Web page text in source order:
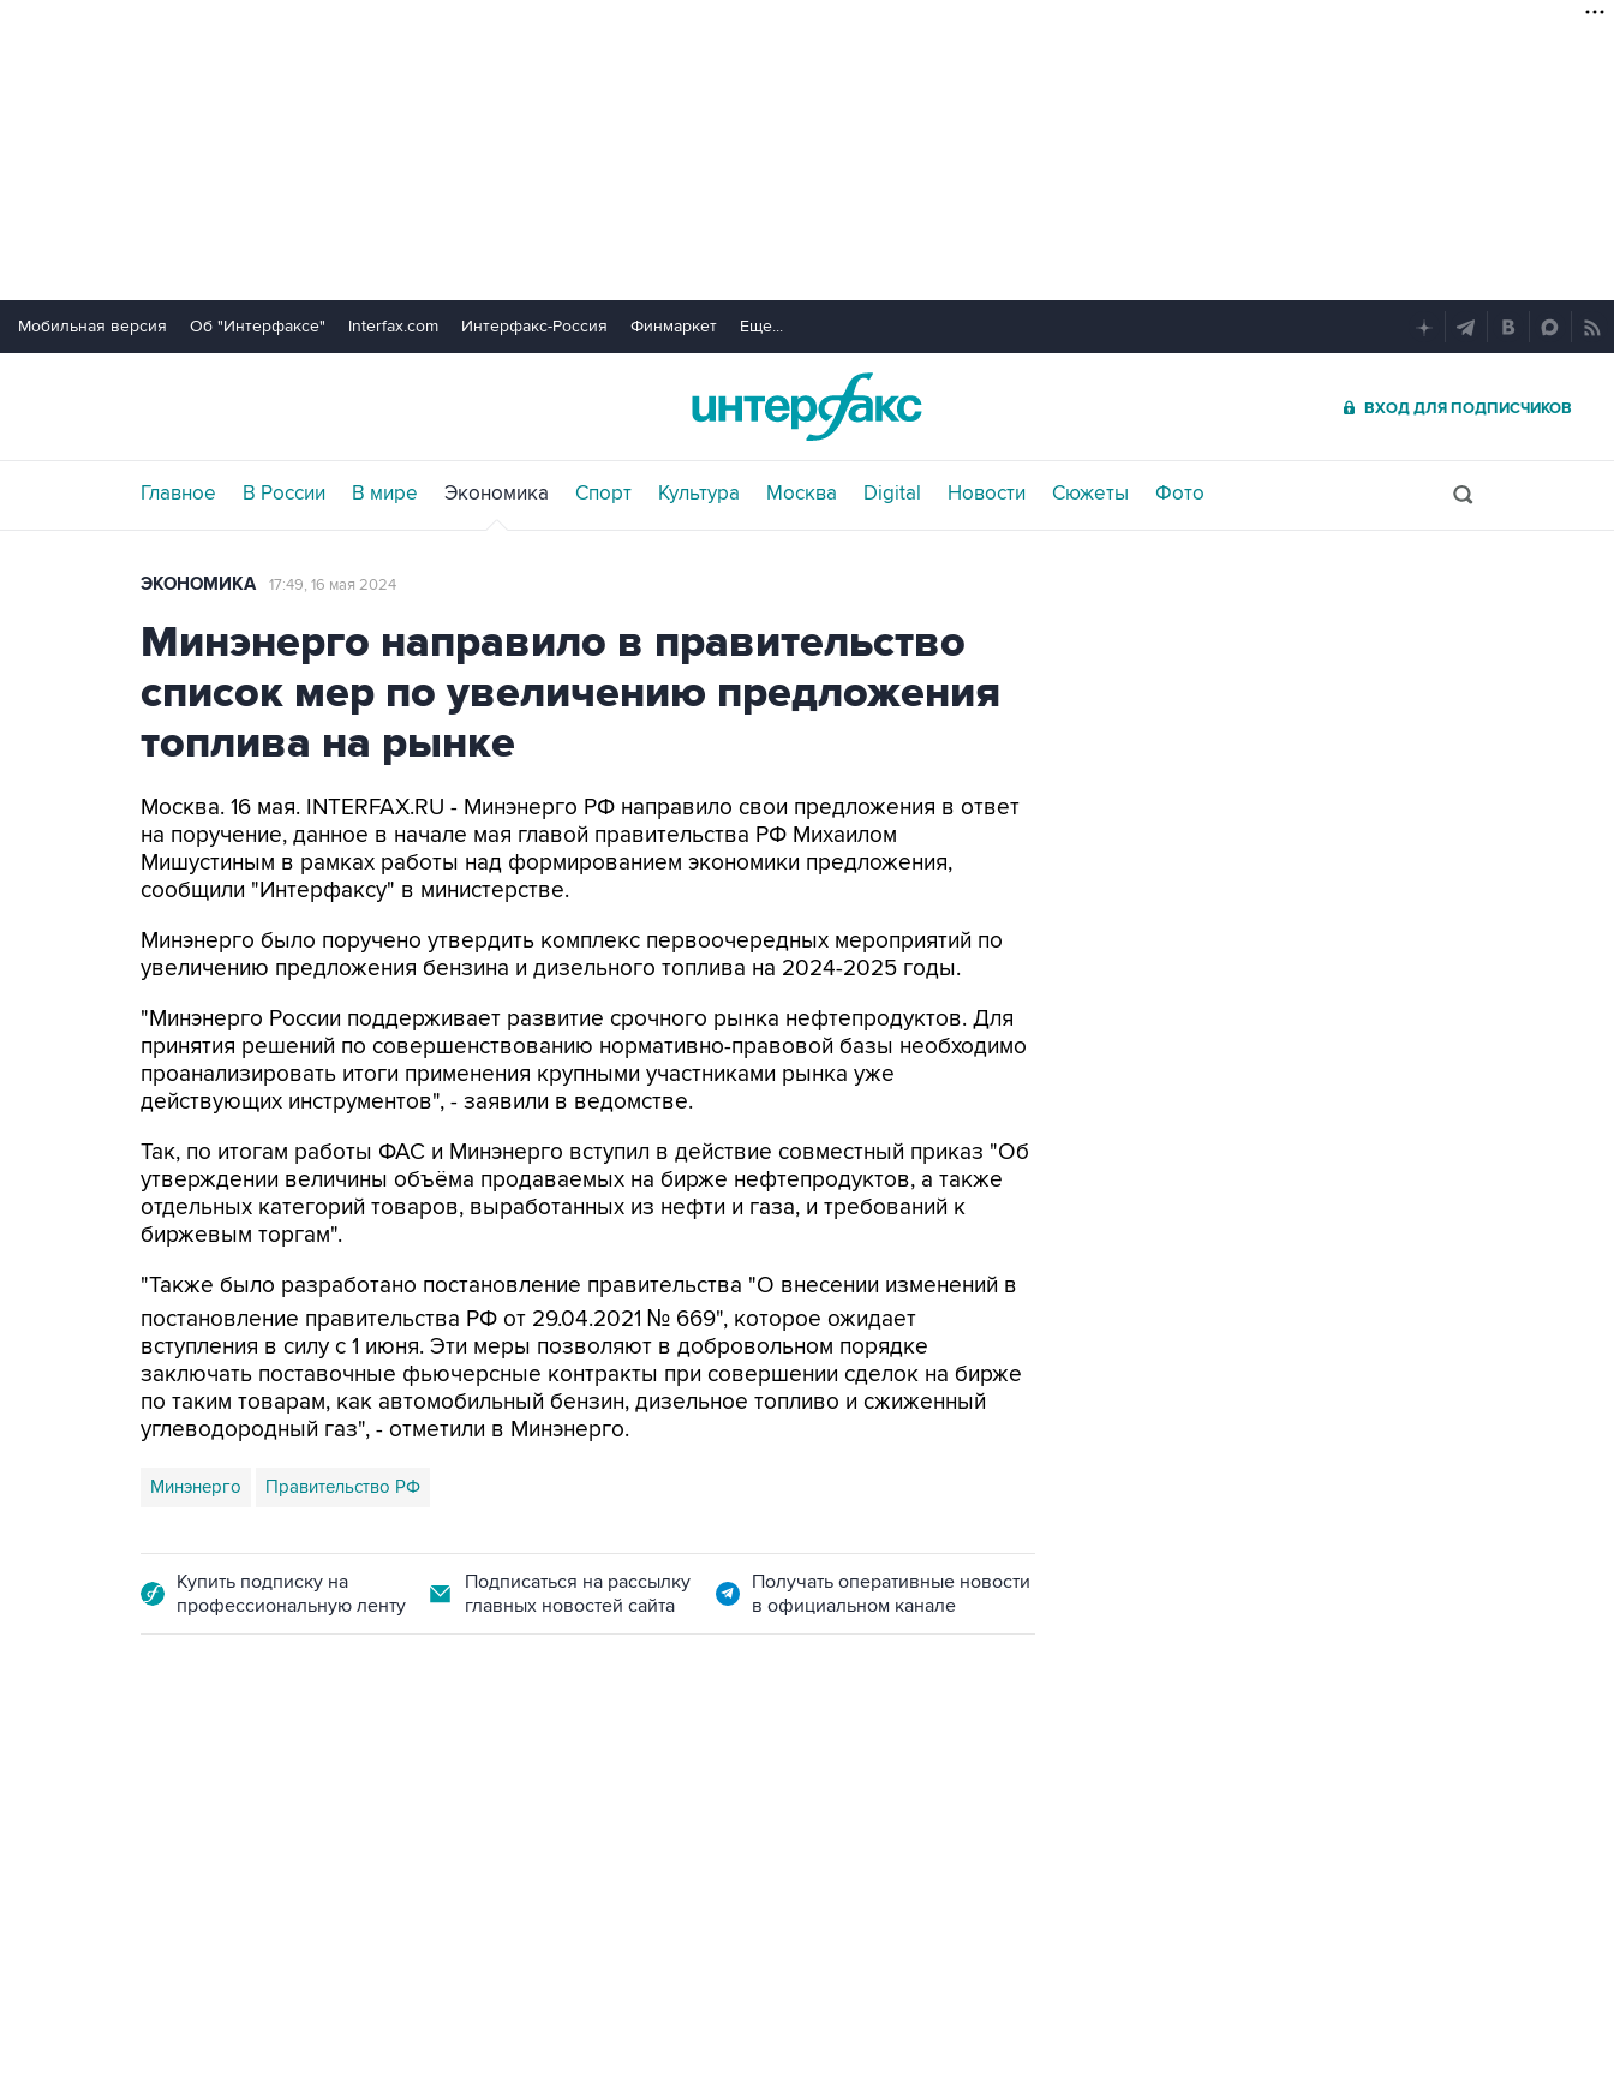
Мобильная версия Об "Интерфаксе" Interfax.com Интерфакс-Россия Финмаркет Еще...
ВХОД ДЛЯ ПОДПИСЧИКОВ
Главное В России В мире Экономика Спорт Культура Москва Digital Новости Сюжеты Фото
ЭКОНОМИКА 17:49, 16 мая 2024
Минэнерго направило в правительство
список мер по увеличению предложения
топлива на рынке
Москва. 16 мая. INTERFAX.RU - Минэнерго РФ направило свои предложения в ответ
на поручение, данное в начале мая главой правительства РФ Михаилом
Мишустиным в рамках работы над формированием экономики предложения,
сообщили "Интерфаксу" в министерстве.
Минэнерго было поручено утвердить комплекс первоочередных мероприятий по
увеличению предложения бензина и дизельного топлива на 2024-2025 годы.
"Минэнерго России поддерживает развитие срочного рынка нефтепродуктов. Для
принятия решений по совершенствованию нормативно-правовой базы необходимо
проанализировать итоги применения крупными участниками рынка уже
действующих инструментов", - заявили в ведомстве.
Так, по итогам работы ФАС и Минэнерго вступил в действие совместный приказ "Об
утверждении величины объёма продаваемых на бирже нефтепродуктов, а также
отдельных категорий товаров, выработанных из нефти и газа, и требований к
биржевым торгам".
"Также было разработано постановление правительства "О внесении изменений в
постановление правительства РФ от 29.04.2021 № 669", которое ожидает
вступления в силу с 1 июня. Эти меры позволяют в добровольном порядке
заключать поставочные фьючерсные контракты при совершении сделок на бирже
по таким товарам, как автомобильный бензин, дизельное топливо и сжиженный
углеводородный газ", - отметили в Минэнерго.
Минэнерго Правительство РФ
Купить подписку на
профессиональную ленту
Подписаться на рассылку
главных новостей сайта
Получать оперативные новости
в официальном канале